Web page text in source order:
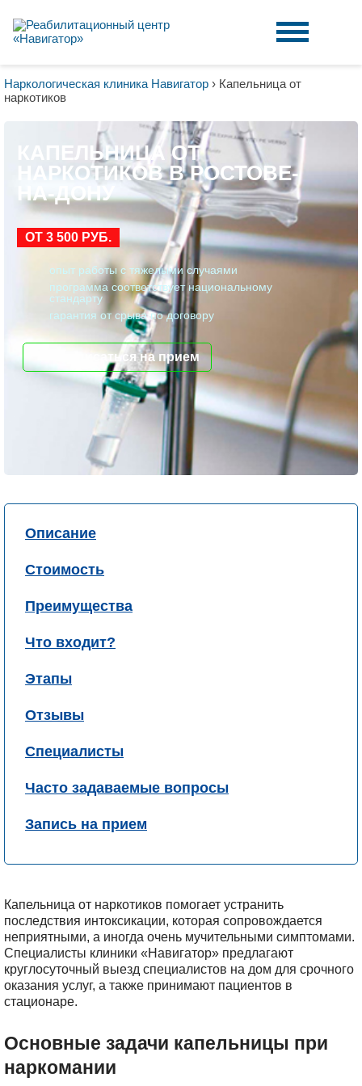
Наркологическая клиника Навигатор › Капельница от
наркотиков
КАПЕЛЬНИЦА ОТ
НАРКОТИКОВ В РОСТОВЕ-
НА-ДОНУ
ОТ 3 500 РУБ.
опыт работы с тяжелыми случаями
программа соответствует национальному
стандарту
гарантия от срыва по договору
записаться на прием
Описание
Стоимость
Преимущества
Что входит?
Этапы
Отзывы
Специалисты
Часто задаваемые вопросы
Запись на прием
Капельница от наркотиков помогает устранить
последствия интоксикации, которая сопровождается
неприятными, а иногда очень мучительными симптомами.
Специалисты клиники «Навигатор» предлагают
круглосуточный выезд специалистов на дом для срочного
оказания услуг, а также принимают пациентов в
стационаре.
Основные задачи капельницы при
наркомании